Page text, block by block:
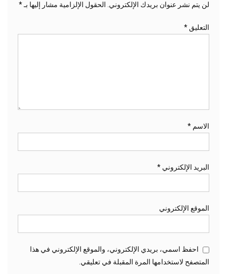
لن يتم نشر عنوان بريدك الإلكتروني. الحقول الإلزامية مشار إليها بـ*
التعليق *
الاسم *
البريد الإلكتروني *
الموقع الإلكتروني
احفظ اسمي، بريدي الإلكتروني، والموقع الإلكتروني في هذا
المتصفح لاستخدامها المرة المقبلة في تعليقي.